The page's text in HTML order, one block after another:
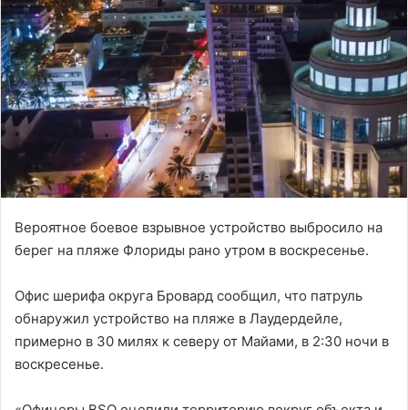
Вероятное боевое взрывное устройство выбросило на
берег на пляже Флориды рано утром в воскресенье.
Офис шерифа округа Бровард сообщил, что патруль
обнаружил устройство на пляже в Лаудердейле,
примерно в 30 милях к северу от Майами, в 2:30 ночи в
воскресенье.